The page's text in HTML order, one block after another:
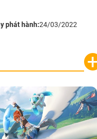
phát hành:24/03/2022